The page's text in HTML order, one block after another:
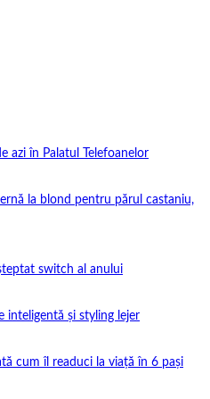
azi în Palatul Telefoanelor
la blond pentru părul castaniu,
switch al anului
inteligentă și styling lejer
cum îl readuci la viață în 6 pași